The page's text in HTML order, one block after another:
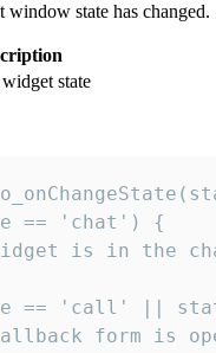
window state has changed.
state
== 'chat') {
is in the
== 'call' ||
form is